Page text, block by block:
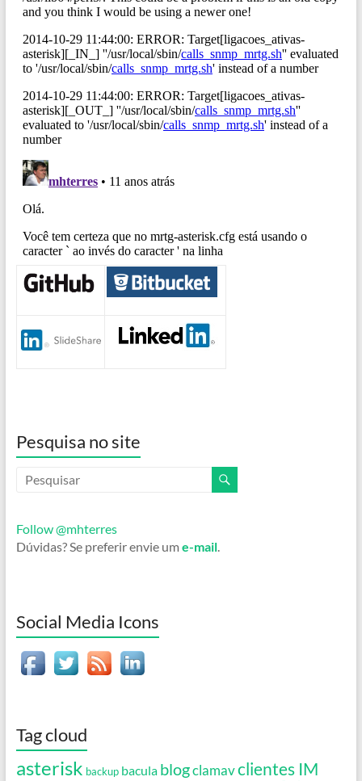
Pesquisa no site
Follow @mhterres
Dúvidas? Se preferir envie ume-mail.
Social Media Icons
Tag cloud
asterisk backup bacula blogclamavclientes IM